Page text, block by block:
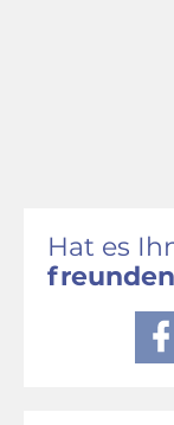
Hat es